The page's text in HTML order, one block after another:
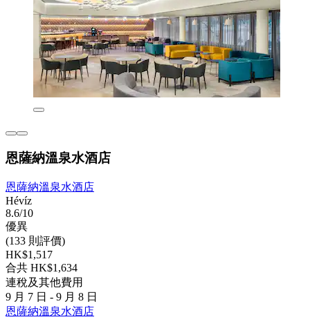
恩薩納溫泉水酒店
恩薩納溫泉水酒店
Hévíz
8.6/10
優異
(133 則評價)
HK$1,517
合共 HK$1,634
連稅及其他費用
9 月 7 日 - 9 月 8 日
恩薩納溫泉水酒店